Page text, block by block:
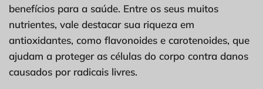
benefícios para a saúde. Entre os seus muitos
nutrientes, vale destacar sua riqueza em
antioxidantes, como flavonoides e carotenoides, que
ajudam a proteger as células do corpo contra danos
causados por radicais livres.